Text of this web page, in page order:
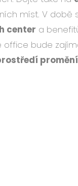
míst. V době
center a
bude